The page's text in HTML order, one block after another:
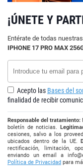
¡ÚNETE Y
Entérate de todas
IPHONE 17 PRO MAX
Acepto las Bases del
finalidad de recibir
Responsable del tratamiento:
boletín de noticias.
cesiones, salvo a los
ubicados dentro de la UE.
rectificación, limitación,
enviando un email a
Política de Privacidad para